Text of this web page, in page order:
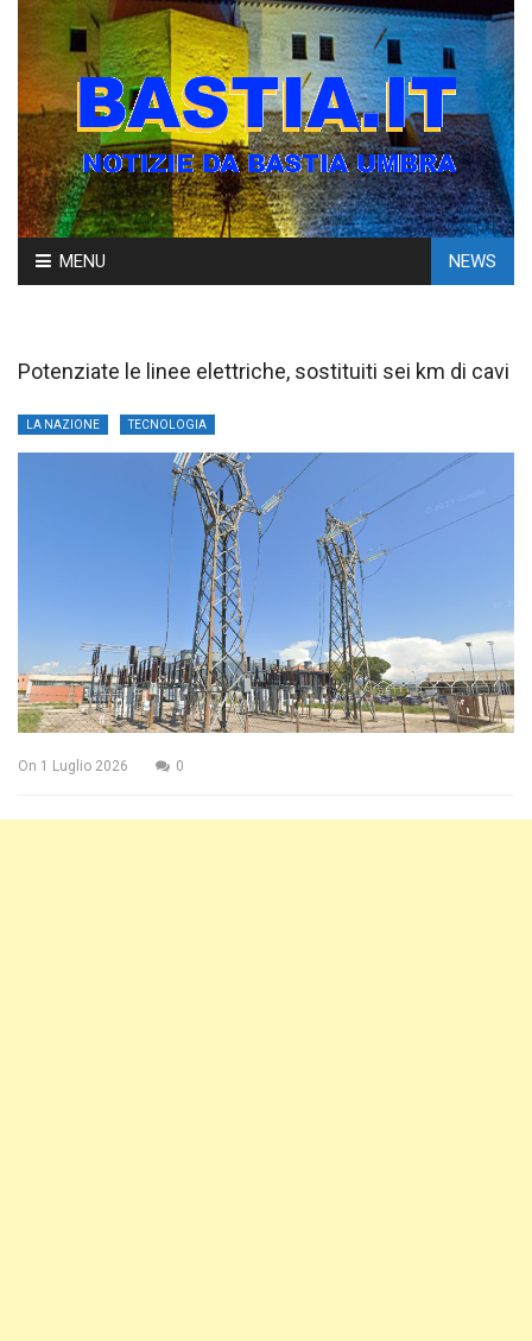
Skip
to
MENU NEWS
Potenziate le linee elettriche, sostituiti sei km di cavi
LA NAZIONE TECNOLOGIA
On 1 Luglio 2026 0